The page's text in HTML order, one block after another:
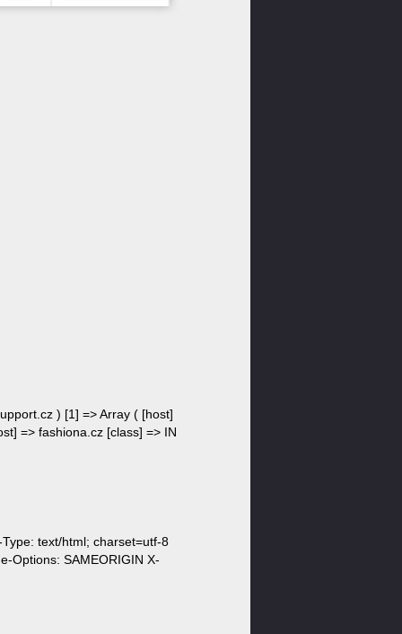
) [1] => Array ( [host]
=> fashiona.cz [class] => IN
text/html; charset=utf-8
Options: SAMEORIGIN X-